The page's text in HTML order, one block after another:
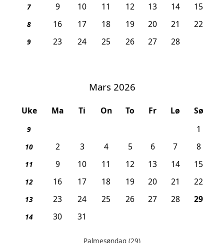
7 9 10 11 12 13 14 15
8 16 17 18 19 20 21 22
9 23 24 25 26 27 28
Mars 2026
Uke Ma Ti On To Fr Lø Sø
9 1
10 2 3 4 5 6 7 8
11 9 10 11 12 13 14 15
12 16 17 18 19 20 21 22
13 23 24 25 26 27 28 29,
14 30 31
Palmesøndag (29)